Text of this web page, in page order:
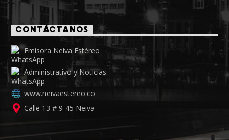
CONTÁCTANOS
Emisora Neiva Estéreo
Administrativo y Noticias
www.neivaestereo.co
Calle 13 # 9-45 Neiva